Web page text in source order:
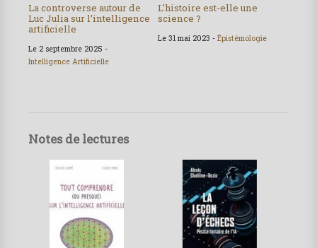
La controverse autour de
Luc Julia sur l’intelligence
artificielle
Le 2 septembre 2025 -
Intelligence Artificielle
L’histoire est-elle une
science ?
Le 31 mai 2023 - Épistémologie
Notes de lectures